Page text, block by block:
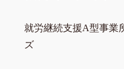
就労継続支援A型事業
ズ